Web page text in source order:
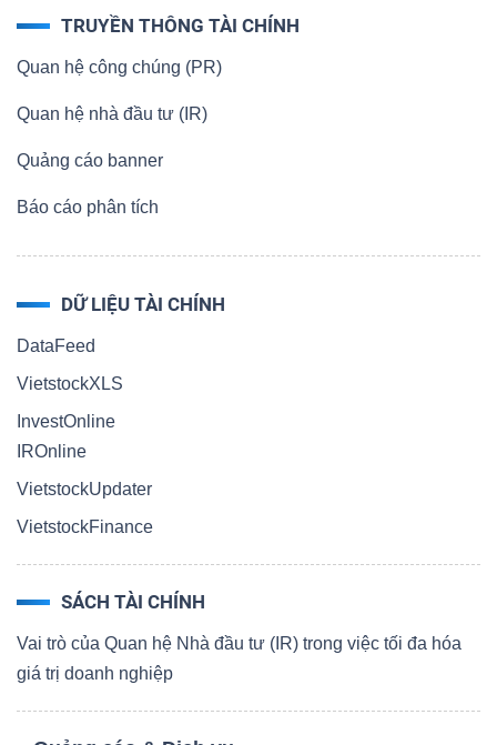
TRUYỀN THÔNG TÀI CHÍNH
Quan hệ công chúng (PR)
Quan hệ nhà đầu tư (IR)
Quảng cáo banner
Báo cáo phân tích
DỮ LIỆU TÀI CHÍNH
DataFeed
VietstockXLS
InvestOnline
IROnline
VietstockUpdater
VietstockFinance
SÁCH TÀI CHÍNH
Vai trò của Quan hệ Nhà đầu tư (IR) trong việc tối đa hóa
giá trị doanh nghiệp